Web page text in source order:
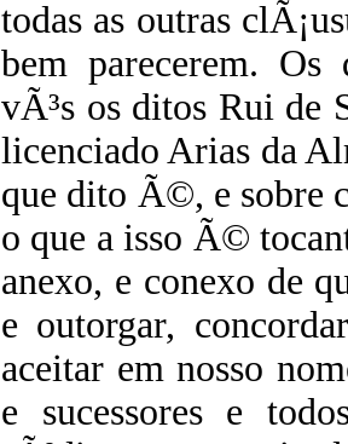
todas as outras
bem parecerem. Os
vÃ³s os ditos Rui de
licenciado Arias da
que dito Ã©, e sobre
o que a isso Ã©
anexo, e conexo de
e outorgar,
aceitar em nosso
e sucessores e